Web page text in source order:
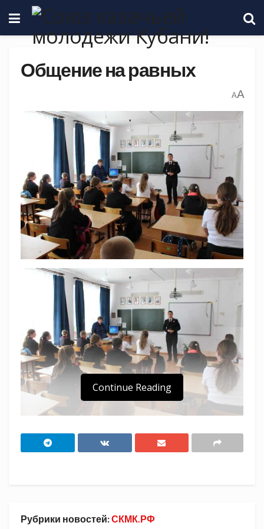
Общение на равных
AA
В казачьей школе №28 Еремизино-
Continue Reading
Рубрики новостей:СКМК.РФ